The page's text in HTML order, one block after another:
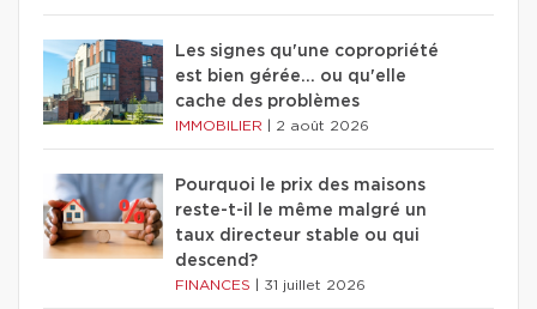
Les signes qu'une copropriété
est bien gérée… ou qu'elle
cache des problèmes
IMMOBILIER 2 août 2026
Pourquoi le prix des maisons
reste-t-il le même malgré un
taux directeur stable ou qui
descend?
FINANCES 31 juillet 2026